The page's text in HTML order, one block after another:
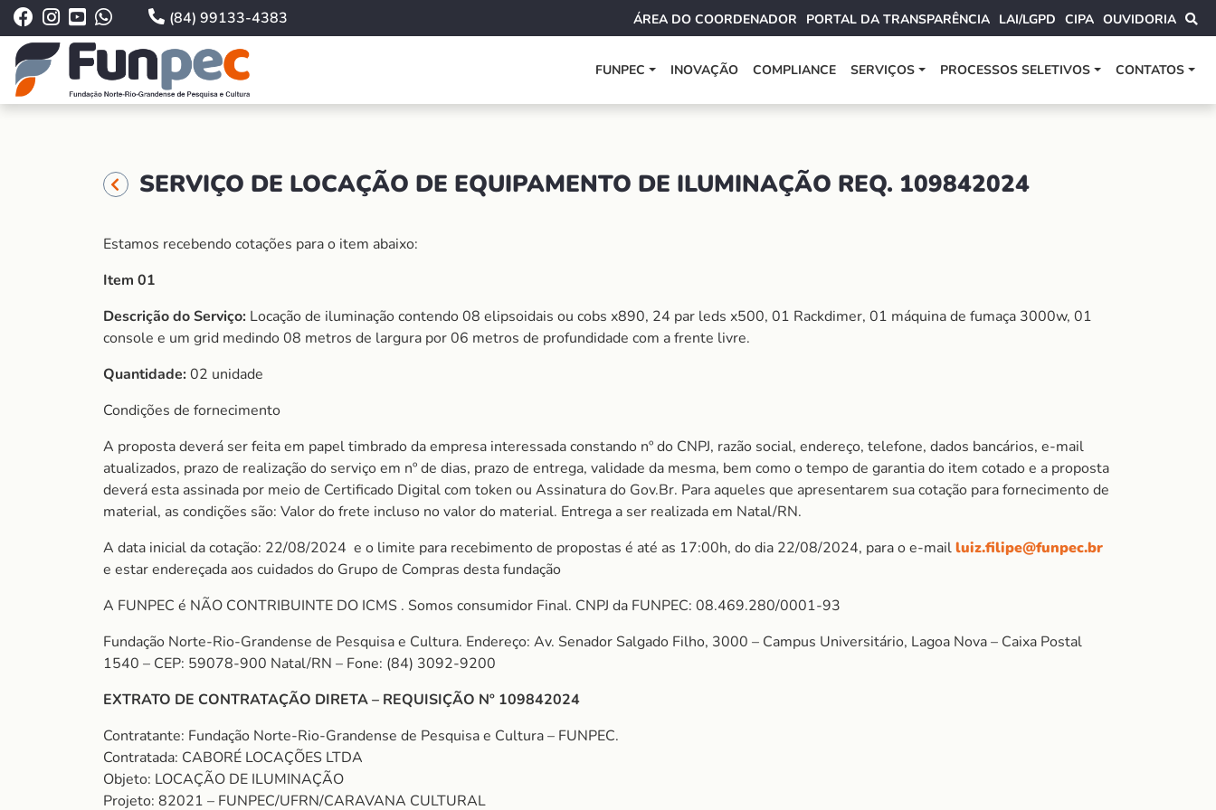
(84) 99133-4383 ÁREA DO COORDENADOR PORTAL DA TRANSPARÊNCIA LAI/LGPD CIPA OUVIDORIA
FUNPEC INOVAÇÃO COMPLIANCE SERVIÇOS PROCESSOS SELETIVOS CONTATOS
SERVIÇO DE LOCAÇÃO DE EQUIPAMENTO DE ILUMINAÇÃO REQ. 109842024
Estamos recebendo cotações para o item abaixo:
Item 01
Descrição do Serviço: Locação de iluminação contendo 08 elipsoidais ou cobs x890, 24 par leds x500, 01 Rackdimer, 01 máquina de fumaça 3000w, 01
console e um grid medindo 08 metros de largura por 06 metros de profundidade com a frente livre.
Quantidade:02 unidade
Condições de fornecimento
A proposta deverá ser feita em papel timbrado da empresa interessada constando nº do CNPJ, razão social, endereço, telefone, dados bancários, e-mail
atualizados, prazo de realização do serviço em nº de dias, prazo de entrega, validade da mesma, bem como o tempo de garantia do item cotado e a proposta
deverá esta assinada por meio de Certificado Digital com token ou Assinatura do Gov.Br. Para aqueles que apresentarem sua cotação para fornecimento de
material, as condições são: Valor do frete incluso no valor do material. Entrega a ser realizada em Natal/RN.
A data inicial da cotação: 22/08/2024 e o limite para recebimento de propostas é até as 17:00h, do dia 22/08/2024, para o e-mailluiz.filipe@funpec.br
e estar endereçada aos cuidados do Grupo de Compras desta fundação
A FUNPEC é NÃO CONTRIBUINTE DO ICMS . Somos consumidor Final. CNPJ da FUNPEC: 08.469.280/0001-93
Fundação Norte-Rio-Grandense de Pesquisa e Cultura. Endereço: Av. Senador Salgado Filho, 3000 – Campus Universitário, Lagoa Nova – Caixa Postal
1540 – CEP: 59078-900 Natal/RN – Fone: (84) 3092-9200
EXTRATO DE CONTRATAÇÃO DIRETA – REQUISIÇÃO Nº 109842024
Contratante: Fundação Norte-Rio-Grandense de Pesquisa e Cultura – FUNPEC.
Contratada: CABORÉ LOCAÇÕES LTDA
Objeto: LOCAÇÃO DE ILUMINAÇÃO
Projeto: 82021 – FUNPEC/UFRN/CARAVANA CULTURAL